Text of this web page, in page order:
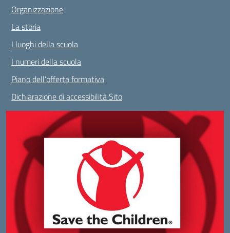
Organizzazione
La storia
I luoghi della scuola
I numeri della scuola
Piano dell’offerta formativa
Dichiarazione di accessibilità Sito